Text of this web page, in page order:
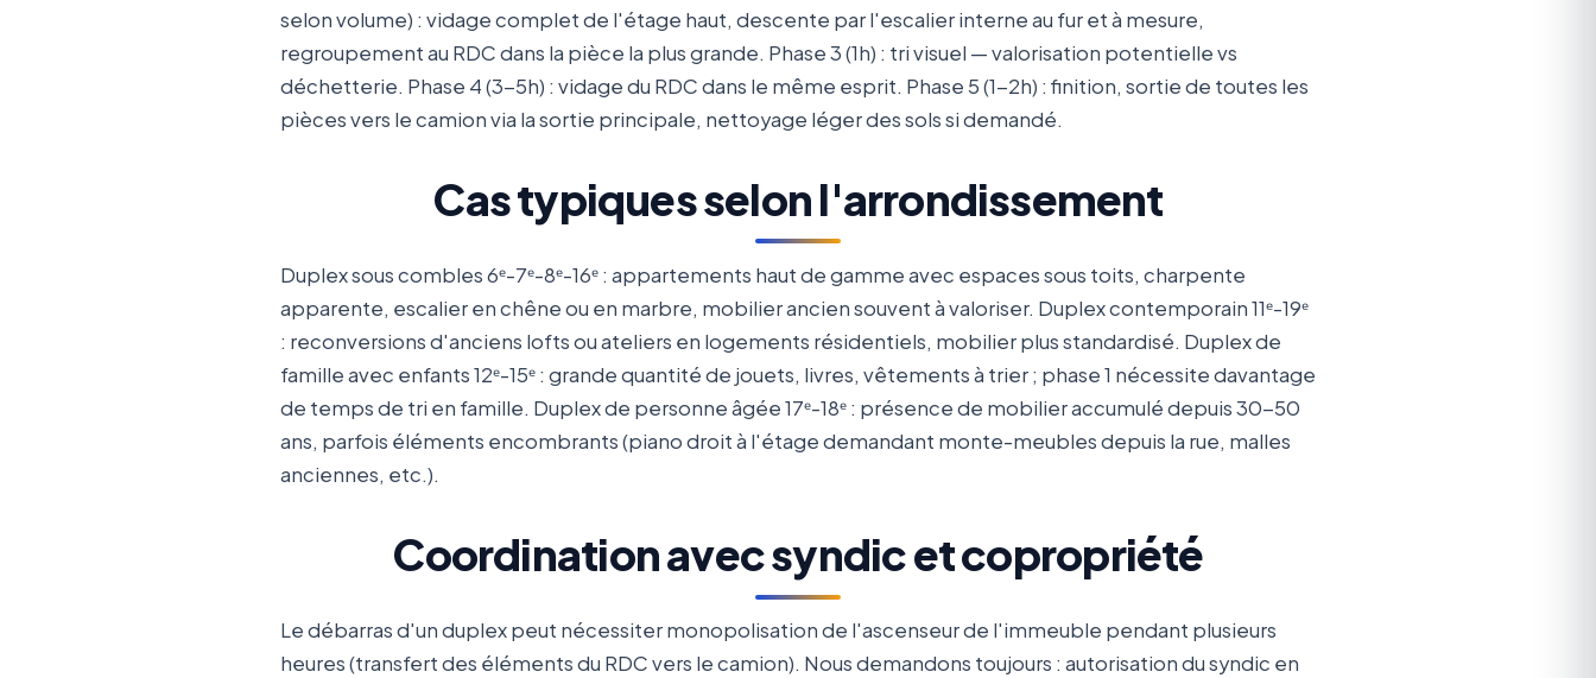
selon volume) : vidage complet de l'étage haut, descente par l'escalier interne au fur et à mesure,
regroupement au RDC dans la pièce la plus grande. Phase 3 (1h) : tri visuel — valorisation potentielle vs
déchetterie. Phase 4 (3-5h) : vidage du RDC dans le même esprit. Phase 5 (1-2h) : finition, sortie de toutes les
pièces vers le camion via la sortie principale, nettoyage léger des sols si demandé.
Cas typiques selon l'arrondissement
Duplex sous combles 6ᵉ-7ᵉ-8ᵉ-16ᵉ : appartements haut de gamme avec espaces sous toits, charpente
apparente, escalier en chêne ou en marbre, mobilier ancien souvent à valoriser. Duplex contemporain 11ᵉ-19ᵉ
: reconversions d'anciens lofts ou ateliers en logements résidentiels, mobilier plus standardisé. Duplex de
famille avec enfants 12ᵉ-15ᵉ : grande quantité de jouets, livres, vêtements à trier ; phase 1 nécessite davantage
de temps de tri en famille. Duplex de personne âgée 17ᵉ-18ᵉ : présence de mobilier accumulé depuis 30-50
ans, parfois éléments encombrants (piano droit à l'étage demandant monte-meubles depuis la rue, malles
anciennes, etc.).
Coordination avec syndic et copropriété
Le débarras d'un duplex peut nécessiter monopolisation de l'ascenseur de l'immeuble pendant plusieurs
heures (transfert des éléments du RDC vers le camion). Nous demandons toujours : autorisation du syndic en